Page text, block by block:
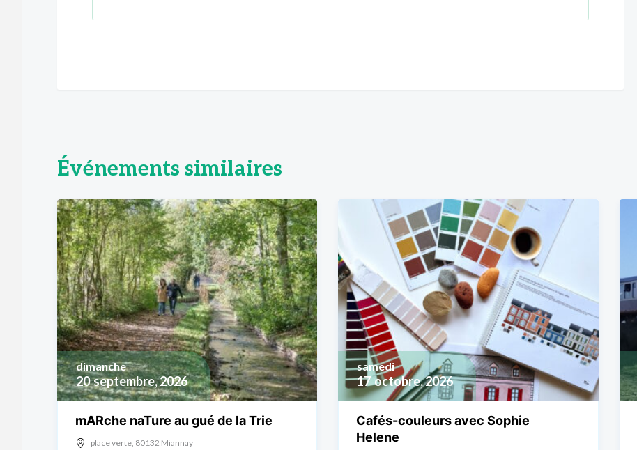
Événements similaires
20 septembre, 2026
dimanche
mARche naTure au gué de la Trie
place verte, 80132 Miannay
17 octobre, 2026
samedi
Cafés-couleurs avec Sophie
Helene